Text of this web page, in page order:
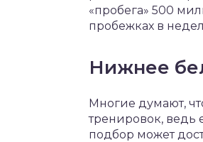
«пробега» 500
пробежках в
Нижнее
Многие думают,
тренировок, ведь
подбор может